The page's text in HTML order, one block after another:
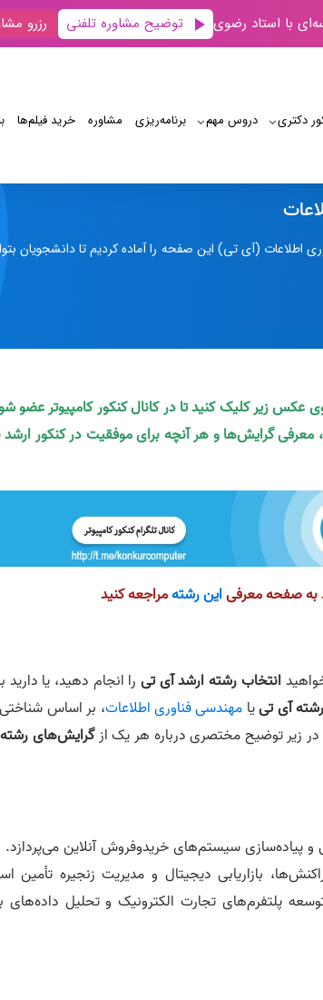
با استاد رضوی توضیح مشاوره تلفنی رزرو
دکتری دروس مهم برنامه‌‌ریزی مشاوره خرید فیلم‌ها
عکس زیر کلیک کنید تا در کانال کنکور کامپیوتر عضو
معرفی گرایش‌ها و هر آنچه برای موفقیت در کنکور ارشد
به صفحه معرفیاین رشتهمراجعه کنید
انتخاب رشته ارشد آی‌ تیرا انجام دهید، یا دارید
آی تییا مهندسی فناوری اطلاعات، بر اساس
زیر توضیح مختصری درباره هر یک ازگرایش‌های
پیاده‌سازی سیستم‌های خریدوفروش آنلاین می‌پردازد.
بازاریابی دیجیتال و مدیریت زنجیره تأمین
پلتفرم‌های تجارت الکترونیک و تحلیل داده‌های